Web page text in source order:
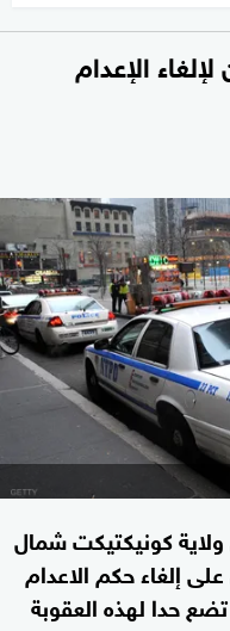
الإعدام
كونيكتيكت شمال
إلغاء حكم الاعدام
حدا لهذه العقوبة